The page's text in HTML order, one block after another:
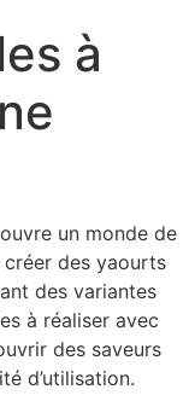
à
un monde de
des yaourts
des variantes
à réaliser avec
des saveurs
d’utilisation.